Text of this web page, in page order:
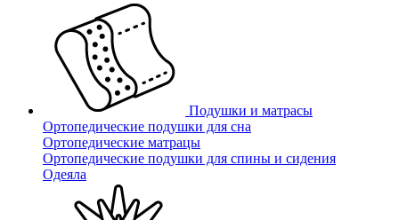
Подушки и матрасы
Ортопедические подушки для сна
Ортопедические матрацы
Ортопедические подушки для спины и сидения
Одеяла